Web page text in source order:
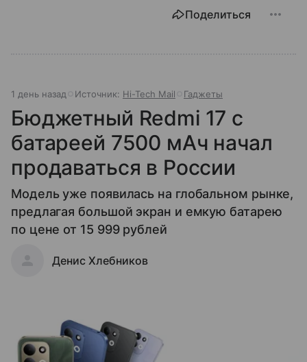
Поделиться
1 день назад Источник: Hi-Tech Mail Гаджеты
Бюджетный Redmi 17 с
батареей 7500 мАч начал
продаваться в России
Модель уже появилась на глобальном рынке,
предлагая большой экран и емкую батарею
по цене от 15 999 рублей
Денис Хлебников